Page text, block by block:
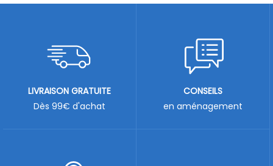
LIVRAISON GRATUITE
Dès 99€ d'achat
CONSEILS
en aménagement